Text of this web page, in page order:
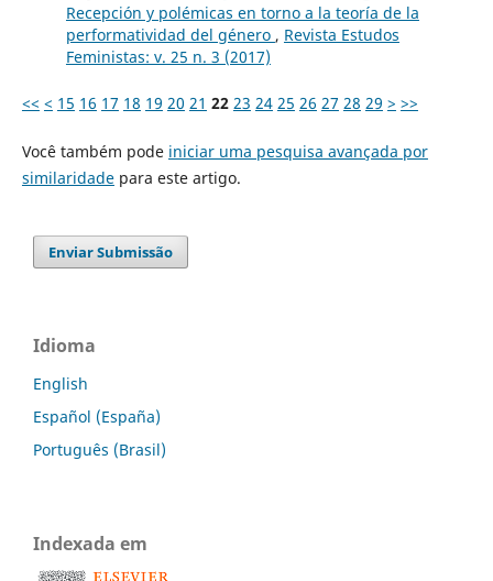
Recepción y polémicas en torno a la teoría de la
performatividad del género , Revista Estudos
Feministas: v. 25 n. 3 (2017)
<< < 15 16 17 18 19 20 21 22 23 24 25 26 27 28 29 > >>
Você também pode iniciar uma pesquisa avançada por
similaridadepara este artigo.
Enviar Submissão
Idioma
English
Español (España)
Português (Brasil)
Indexada em